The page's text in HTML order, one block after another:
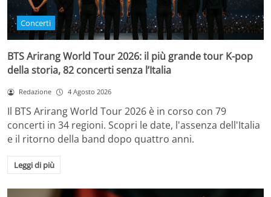
Concerti
BTS Arirang World Tour 2026: il più grande tour K-pop
della storia, 82 concerti senza l’Italia
Redazione 4 Agosto 2026
Il BTS Arirang World Tour 2026 è in corso con 79
concerti in 34 regioni. Scopri le date, l'assenza dell'Italia
e il ritorno della band dopo quattro anni.
Leggi di più